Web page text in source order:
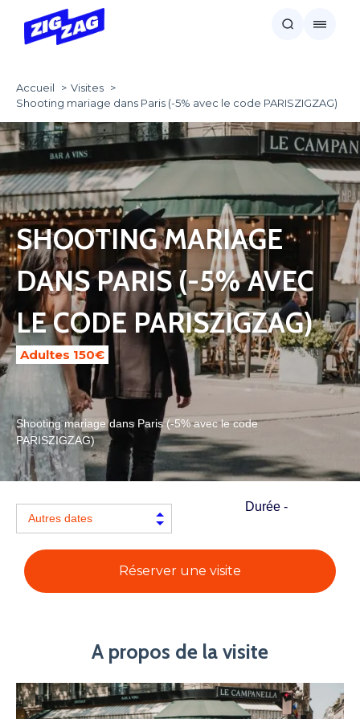
Accueil
Visites
Shooting mariage dans Paris (-5% avec le code PARISZIGZAG)
SHOOTING MARIAGE
DANS PARIS (-5% AVEC
LE CODE PARISZIGZAG)
Adultes 150€
Shooting mariage dans Paris (-5% avec le code
PARISZIGZAG)
Durée -
Réserver une visite
A propos de la visite